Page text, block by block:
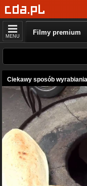
MENU Filmy premium
Ciekawy sposób